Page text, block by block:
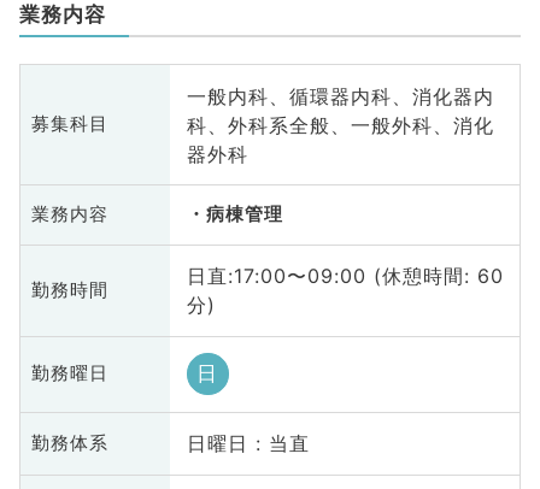
業務内容
募集科目
一般内科、循環器内科、消化器内
科、外科系全般、一般外科、消化
器外科
業務内容 病棟管理
勤務時間
日直:17:00〜09:00 (休憩時間: 60
分)
勤務曜日 日
勤務体系 日曜日 : 当直